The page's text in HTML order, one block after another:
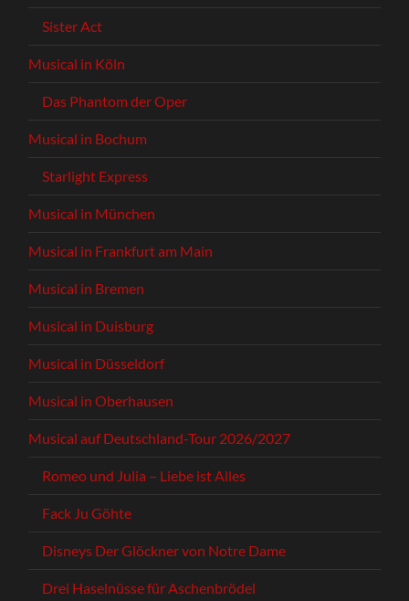
Sister Act
Musical in Köln
Das Phantom der Oper
Musical in Bochum
Starlight Express
Musical in München
Musical in Frankfurt am Main
Musical in Bremen
Musical in Duisburg
Musical in Düsseldorf
Musical in Oberhausen
Musical auf Deutschland-Tour 2026/2027
Romeo und Julia – Liebe ist Alles
Fack Ju Göhte
Disneys Der Glöckner von Notre Dame
Drei Haselnüsse für Aschenbrödel